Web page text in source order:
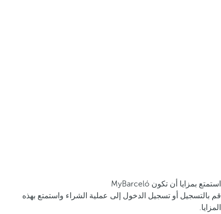
استمتع بمزايا أن تكون MyBarceló
قم بالتسجيل أو تسجيل الدخول إلى عملية الشراء واستمتع بهذه
المزايا.